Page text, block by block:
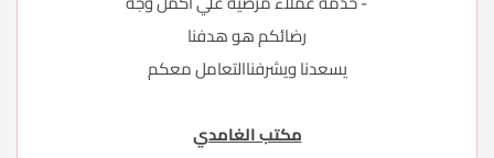
رضائكم هو هدفنا
يسعدنا ويشرفناالتعامل معكم
مكتب الغامدي